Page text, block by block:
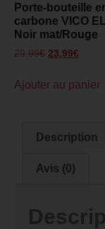
Porte-bouteille
carbone VICO
Noir mat/Rouge
29,99€ 23,99€
Ajouter au panier
Description
Avis (0)